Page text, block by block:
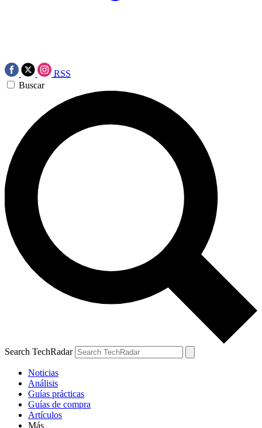
RSS
Buscar
Search TechRadar
Noticias
Análisis
Guías prácticas
Guías de compra
Artículos
Más